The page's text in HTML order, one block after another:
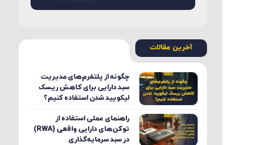
آخرین مقالات
چگونه از پلتفرم‌های مدیریت
سبد دارایی برای کاهش ریسک
لیکویید شدن استفاده کنیم؟
راهنمای عملی استفاده از
توکن‌های دارایی واقعی (RWA)
در سبد سرمایه‌گذاری